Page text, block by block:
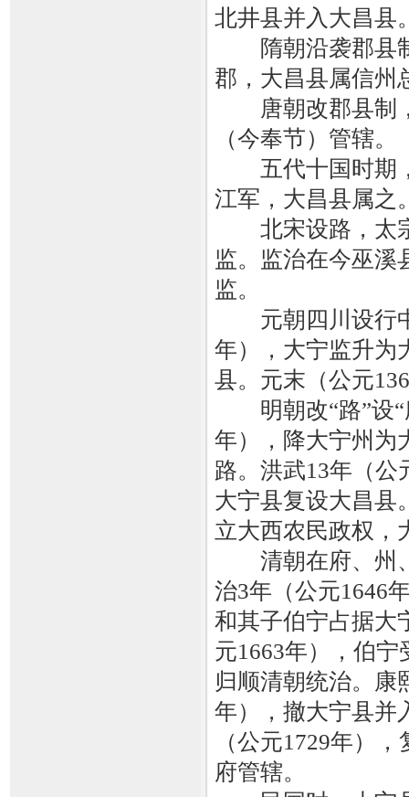
北井县并入大昌县
隋朝沿袭郡县制
郡，大昌县属信州
唐朝改郡县制，
（今奉节）管辖。
五代十国时期，
江军，大昌县属之
北宋设路，太宗
监。监治在今巫溪
监。
元朝四川设行中
年），大宁监升为
县。元末（公元
明朝改“路”设“
年），降大宁州为
路。洪武13年（公
大宁县复设大昌县
立大西农民政权，
清朝在府、州、
治3年（公元1646
和其子伯宁占据大
元1663年），伯
归顺清朝统治。康
年），撤大宁县并
（公元1729年）
府管辖。